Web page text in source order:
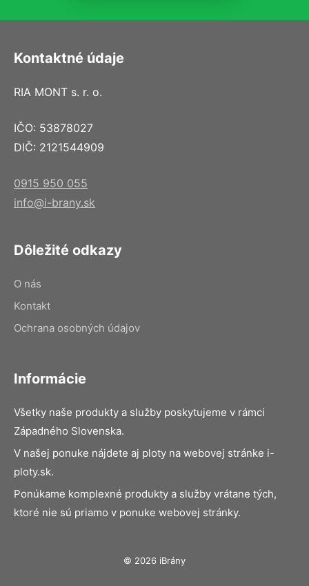
Kontaktné údaje
RIA MONT s. r. o.
IČO: 53878027
DIČ: 2121544909
0915 950 055
info@i-brany.sk
Dôležité odkazy
O nás
Kontakt
Ochrana osobných údajov
Informácie
Všetky naše produkty a služby poskytujeme v rámci
Západného Slovenska.
V našej ponuke nájdete aj ploty na webovej stránke i-
ploty.sk.
Ponúkame komplexné produkty a služby vrátane tých,
ktoré nie sú priamo v ponuke webovej stránky.
© 2026 iBrány